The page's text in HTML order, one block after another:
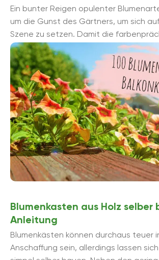
Ein bunter Reigen opulenter
um die Gunst des Gärtners, um sich
Szene zu setzen. Damit die
eindrucksvoll zur Geltung ...
Blumenkasten aus Holz selber
Anleitung
Blumenkästen können durchaus teuer
Anschaffung sein, allerdings lassen